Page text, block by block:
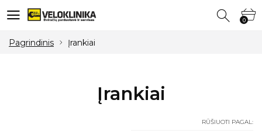
0 0
Pagrindinis Įrankiai
Įrankiai
RŪŠIUOTI PAGAL: